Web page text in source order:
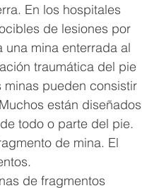
En los hospitales
de lesiones por
una mina enterrada al
traumática del pie
pueden consistir
están diseñados
todo o parte del pie.
de mina. El
de fragmentos